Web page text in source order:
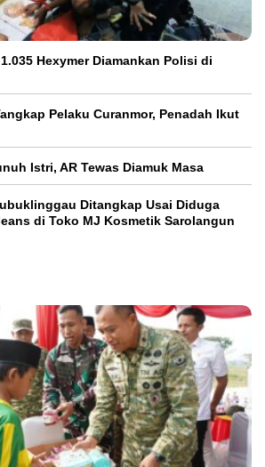
Hexymer Diamankan Polisi di
Pelaku Curanmor, Penadah Ikut
Istri, AR Tewas Diamuk Masa
Ditangkap Usai Diduga
di Toko MJ Kosmetik Sarolangun